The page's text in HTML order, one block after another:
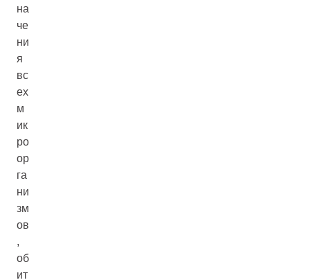
на
че
ни
я
вс
ех
м
ик
ро
ор
га
ни
зм
ов
,
об
ит